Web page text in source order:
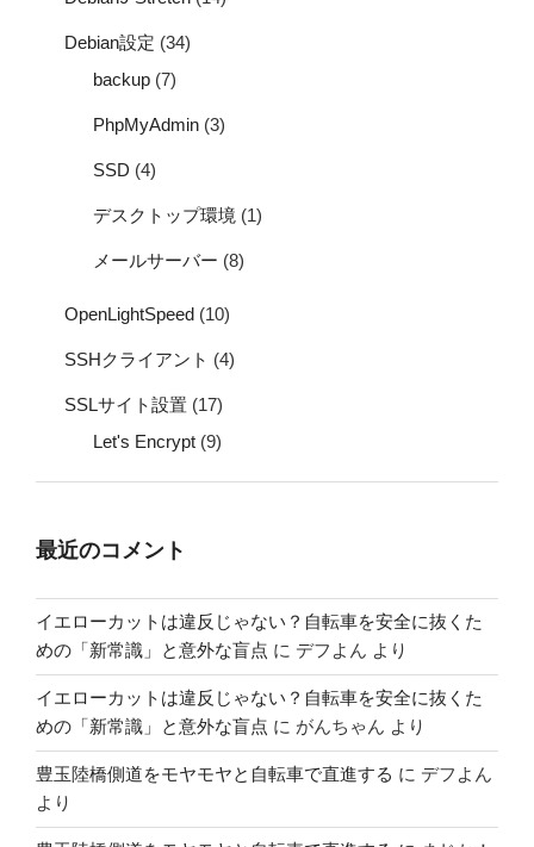
Debian設定 (34)
backup (7)
PhpMyAdmin (3)
SSD (4)
デスクトップ環境 (1)
メールサーバー (8)
OpenLightSpeed (10)
SSHクライアント (4)
SSLサイト設置 (17)
Let's Encrypt (9)
最近のコメント
イエローカットは違反じゃない？自転車を安全に抜くた
めの「新常識」と意外な盲点 に デフよん より
イエローカットは違反じゃない？自転車を安全に抜くた
めの「新常識」と意外な盲点 に がんちゃん より
豊玉陸橋側道をモヤモヤと自転車で直進する に デフよん
より